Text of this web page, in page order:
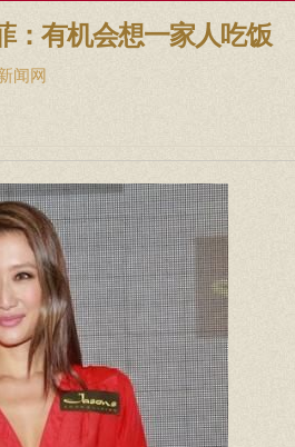
：有机会想一家人吃饭
闻网